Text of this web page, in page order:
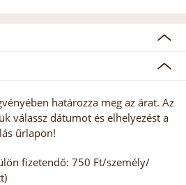
határozza meg az árat. Az
válassz dátumot és elhelyezést a
űrlapon!
fizetendő: 750 Ft/személy/